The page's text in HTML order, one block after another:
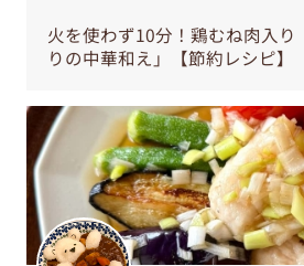
火を使わず10分！鶏むね肉入り
りの中華和え」【節約レシピ】